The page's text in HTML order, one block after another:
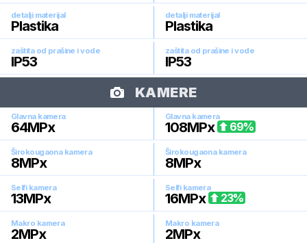
detalji materijal
Plastika
detalji materijal
Plastika
zaštita od prašine i vode
IP53
zaštita od prašine i vode
IP53
KAMERE
Glavna kamera
64MPx
Glavna kamera
108MPx 69%
Širokougaona kamera
8MPx
Širokougaona kamera
8MPx
Selfi kamera
13MPx
Selfi kamera
16MPx 23%
Makro kamera
2MPx
Makro kamera
2MPx